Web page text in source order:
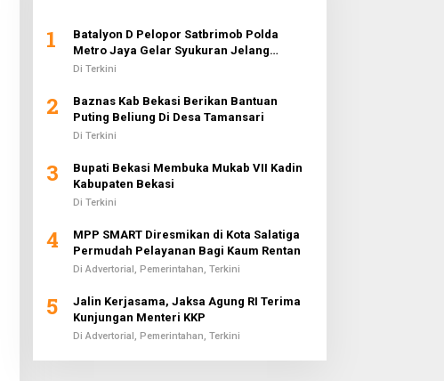
1
Batalyon D Pelopor Satbrimob Polda
Metro Jaya Gelar Syukuran Jelang
Ramadhan 1442 H
Di Terkini
2
Baznas Kab Bekasi Berikan Bantuan
Puting Beliung Di Desa Tamansari
Di Terkini
3
Bupati Bekasi Membuka Mukab VII Kadin
Kabupaten Bekasi
Di Terkini
4
MPP SMART Diresmikan di Kota Salatiga
Permudah Pelayanan Bagi Kaum Rentan
Di Advertorial, Pemerintahan, Terkini
5
Jalin Kerjasama, Jaksa Agung RI Terima
Kunjungan Menteri KKP
Di Advertorial, Pemerintahan, Terkini